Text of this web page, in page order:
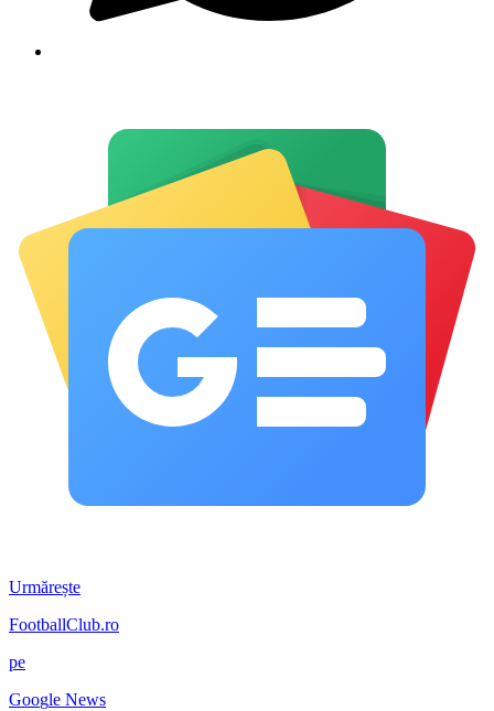
Urmărește
FootballClub.ro
pe
Google News